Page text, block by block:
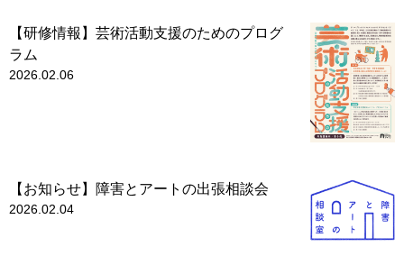
【研修情報】芸術活動支援のためのプログ
ラム
2026.02.06
【お知らせ】障害とアートの出張相談会
2026.02.04